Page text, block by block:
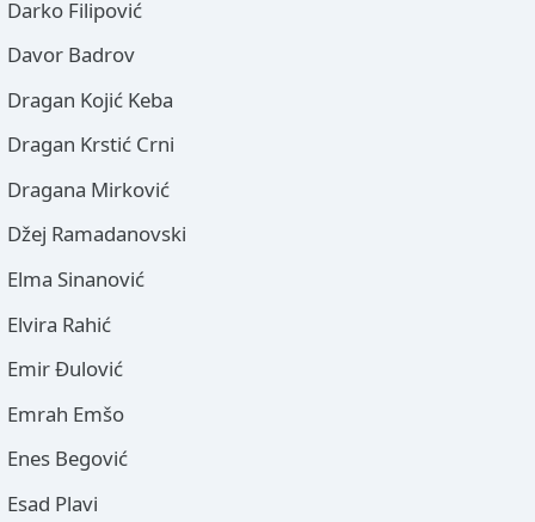
Darko Filipović
Davor Badrov
Dragan Kojić Keba
Dragan Krstić Crni
Dragana Mirković
Džej Ramadanovski
Elma Sinanović
Elvira Rahić
Emir Đulović
Emrah Emšo
Enes Begović
Esad Plavi